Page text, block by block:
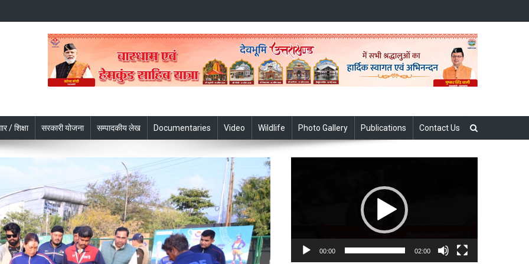
/ शिक्षा सरकारी योजना सम्पादकीय लेख Documentaries Video Wildlife Photo Gallery Publications Contact Us
00:00 02:00